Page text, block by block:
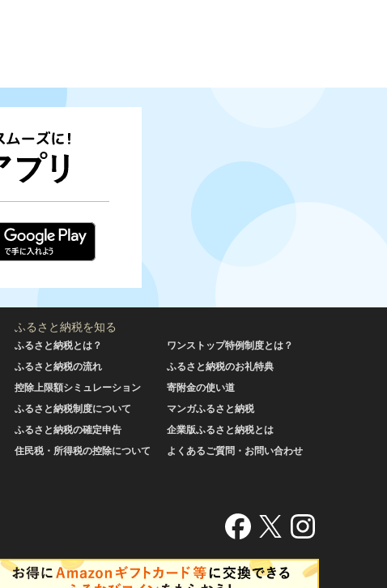
ふるさと納税を知る
ふるさと納税とは？
ふるさと納税の流れ
控除上限額シミュレーション
ふるさと納税制度について
ふるさと納税の確定申告
住民税・所得税の控除について
ワンストップ特例制度とは？
ふるさと納税のお礼特典
寄附金の使い道
マンガふるさと納税
企業版ふるさと納税とは
よくあるご質問・お問い合わせ